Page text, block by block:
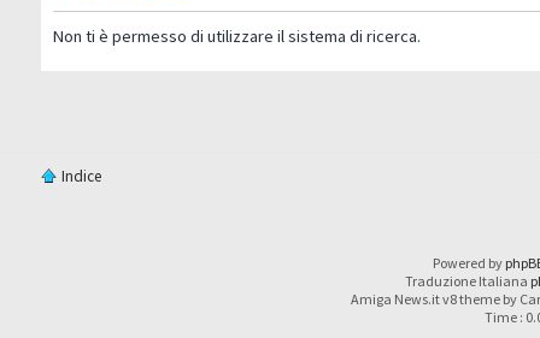
Non ti è permesso di utilizzare il sistema di ricerca.
Indice
Powered by
Traduzione Italiana
Amiga News.it v8 theme by
Time :